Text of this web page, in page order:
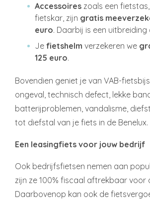
Accessoires zoals een
fietskar, zijn gratis
euro. Daarbij is een uitbreiding
Je fietshelm verzekeren we
125 euro.
Bovendien geniet je van VAB-
ongeval, technisch defect, lekke
batterijproblemen, vandalisme,
tot diefstal van je fiets in de Benelux.
Een leasingfiets voor jouw bedrijf
Ook bedrijfsfietsen nemen aan
zijn ze 100% fiscaal aftrekbaar voor
Daarbovenop kan ook de